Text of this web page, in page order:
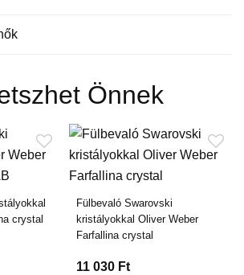
Önnek
crystal
Fülbevaló Swarovski
kristályokkal Oliver Weber
Farfallina crystal
11 030 Ft